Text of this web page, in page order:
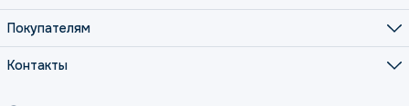
Кухня
Хранение
Сад
Зима
Покупателям
О нас
Оплата
Контакты